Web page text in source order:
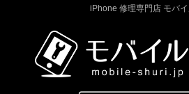
iPhone 修理専門店 モバ